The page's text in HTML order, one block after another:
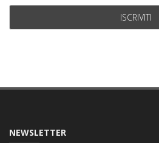
NEWSLETTER